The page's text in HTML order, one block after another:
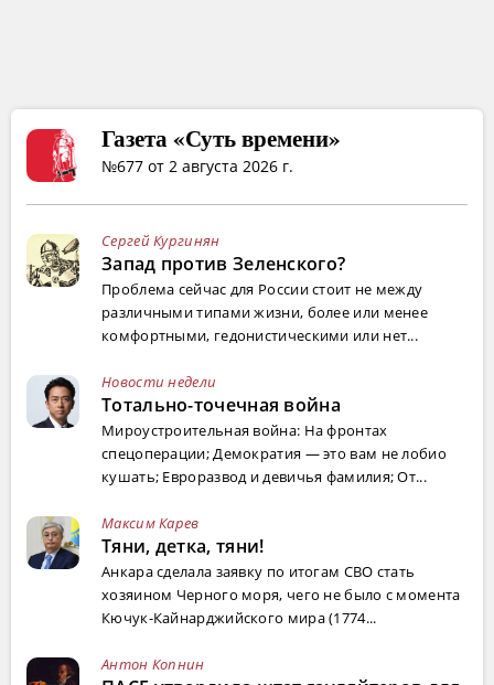
Газета «Суть времени»
№677 от 2 августа 2026 г.
Сергей Кургинян
Запад против Зеленского?
Проблема сейчас для России стоит не между
различными типами жизни, более или менее
комфортными, гедонистическими или нет...
Новости недели
Тотально-точечная война
Мироустроительная война: На фронтах
спецоперации; Демократия — это вам не лобио
кушать; Евроразвод и девичья фамилия; От...
Максим Карев
Тяни, детка, тяни!
Анкара сделала заявку по итогам СВО стать
хозяином Черного моря, чего не было с момента
Кючук-Кайнарджийского мира (1774...
Антон Копнин